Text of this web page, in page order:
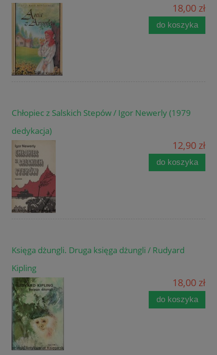
18,00 zł
do koszyka
Chłopiec z Salskich Stepów / Igor Newerly (1979
dedykacja)
12,90 zł
do koszyka
Księga dżungli. Druga księga dżungli / Rudyard
Kipling
18,00 zł
do koszyka